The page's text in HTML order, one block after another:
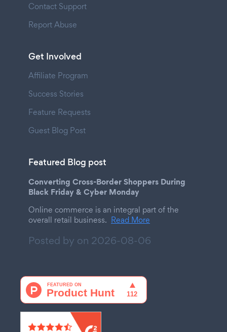
Contact Support
Report Abuse
Get Involved
Affiliate Program
Success Stories
Feature Requests
Guest Blog Post
Featured Blog post
Converting Cross-Border Shoppers During
Black Friday & Cyber Monday
Online commerce is an integral part of the
overall retail business. Read More
Posted by on 2026-08-06